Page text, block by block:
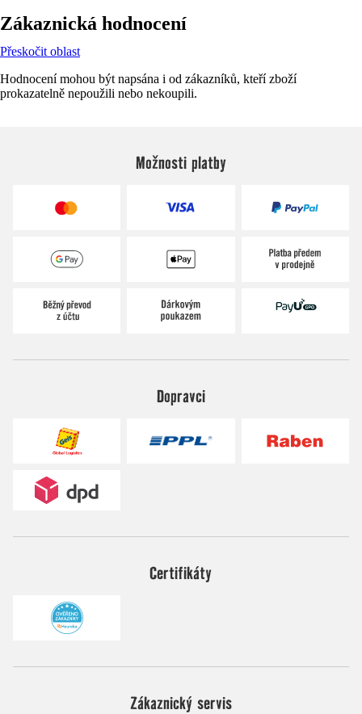
Zákaznická hodnocení
Přeskočit oblast
Hodnocení mohou být napsána i od zákazníků, kteří zboží
prokazatelně nepoužili nebo nekoupili.
Možnosti platby
Dopravci
Certifikáty
Zákaznický servis